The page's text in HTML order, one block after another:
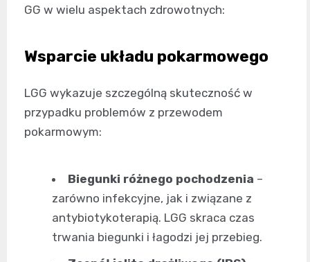
GG w wielu aspektach zdrowotnych:
Wsparcie układu pokarmowego
LGG wykazuje szczególną skuteczność w
przypadku problemów z przewodem
pokarmowym:
Biegunki różnego pochodzenia –
zarówno infekcyjne, jak i związane z
antybiotykoterapią. LGG skraca czas
trwania biegunki i łagodzi jej przebieg.